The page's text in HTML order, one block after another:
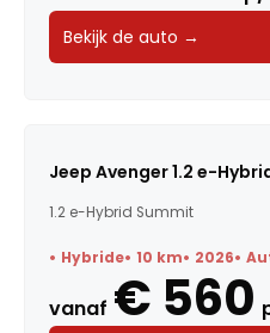
Bekijk de auto →
Jeep Avenger 1.2 e-
1.2 e-Hybrid Summit
Hybride 10 km 2026
vanaf € 560